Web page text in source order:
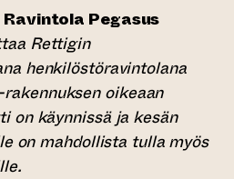
Ravintola Pegasus
Rettigin
henkilöstöravintolana
-rakennuksen oikeaan
on käynnissä ja kesän
on mahdollista tulla myös